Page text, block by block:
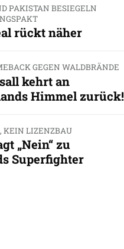
PAKISTAN BESIEGELN
rückt näher
GEGEN WALDBRÄNDE
kehrt an
Himmel zurück!
KEIN LIZENZBAU
„Nein“ zu
Superfighter